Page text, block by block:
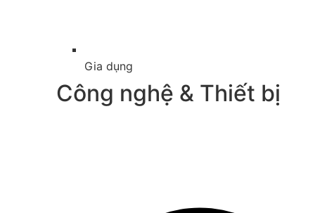
Gia dụng
Công nghệ & Thiết bị